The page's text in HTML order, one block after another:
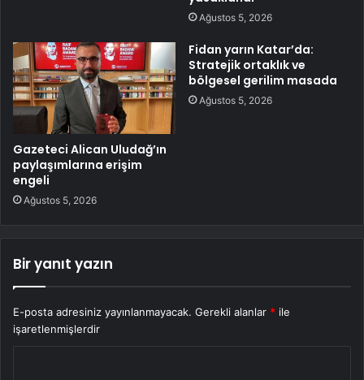
Ağustos 5, 2026
Gazeteci Alican Uludağ’ın
paylaşımlarına erişim
engeli
Ağustos 5, 2026
Fidan yarın Katar’da:
Stratejik ortaklık ve
bölgesel gerilim masada
Ağustos 5, 2026
Bir yanıt yazın
E-posta adresiniz yayınlanmayacak. Gerekli alanlar * ile
işaretlenmişlerdir